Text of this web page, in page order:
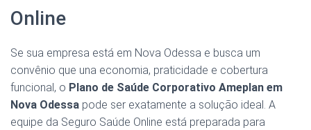
Online
Se sua empresa está em Nova Odessa e busca um
convênio que una economia, praticidade e cobertura
funcional, o Plano de Saúde Corporativo Ameplan em
Nova Odessa pode ser exatamente a solução ideal. A
equipe da Seguro Saúde Online está preparada para